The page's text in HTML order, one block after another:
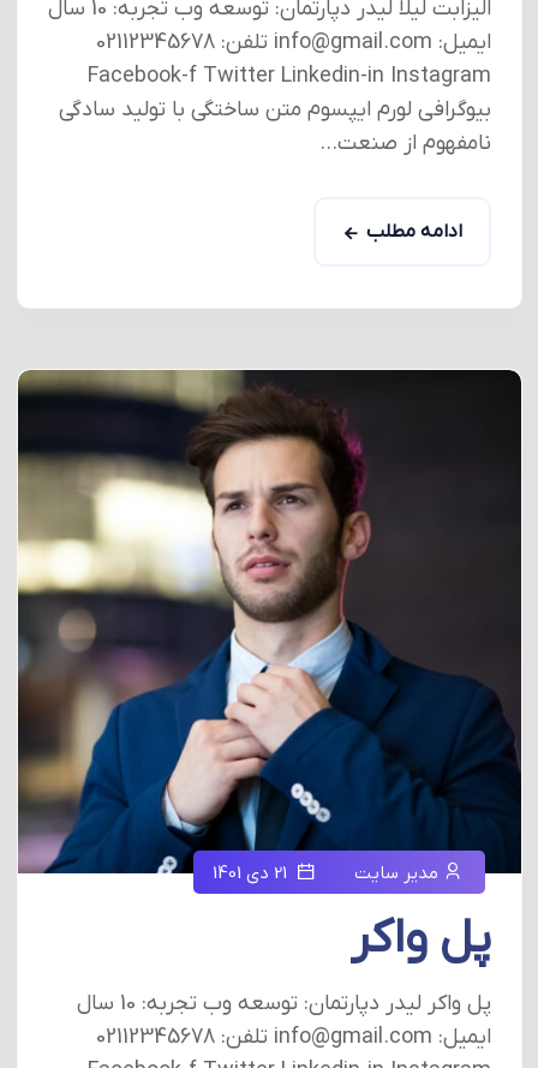
الیزابت لیلا لیدر دپارتمان: توسعه وب تجربه: 10 سال
ایمیل: info@gmail.com تلفن: 02112345678
Facebook-f Twitter Linkedin-in Instagram
بیوگرافی لورم ایپسوم متن ساختگی با تولید سادگی
نامفهوم از صنعت...
ادامه مطلب
مدیر سایت
پل واکر
پل واکر لیدر دپارتمان: توسعه وب تجربه: 10 سال
ایمیل: info@gmail.com تلفن: 02112345678